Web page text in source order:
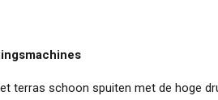
terras schoon spuiten met de hoge